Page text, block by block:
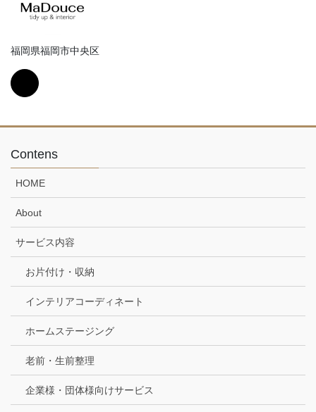
福岡県福岡市中央区
Contens
HOME
About
サービス内容
お片付け・収納
インテリアコーディネート
ホームステージング
老前・生前整理
企業様・団体様向けサービス